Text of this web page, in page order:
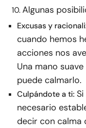
Algunas
Excusas y
cuando hemos
acciones nos
Una mano
puede calmarlo.
Culpándote a ti:
necesario
decir con calma